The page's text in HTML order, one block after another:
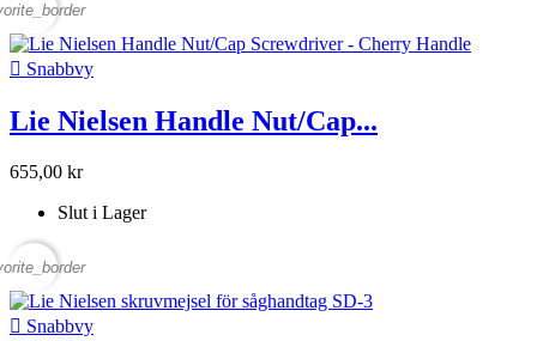
 Snabbvy
Lie Nielsen Handle Nut/Cap...
655,00 kr
Slut i Lager
 Snabbvy